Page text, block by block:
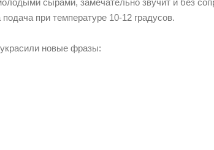
сырами, замечательно звучит и без
при температуре 10-12 градусов.
новые фразы: